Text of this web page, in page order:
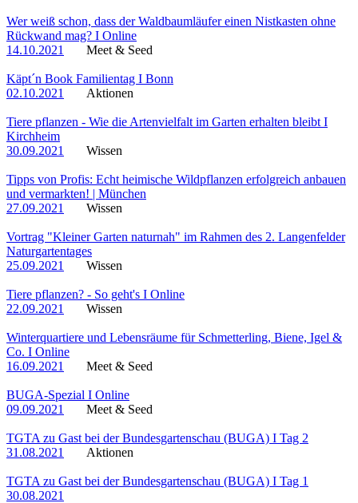
Wer weiß schon, dass der Waldbaumläufer einen Nistkasten ohne
Rückwand mag? I Online
14.10.2021
Meet & Seed
Käpt´n Book Familientag I Bonn
02.10.2021
Aktionen
Tiere pflanzen - Wie die Artenvielfalt im Garten erhalten bleibt I
Kirchheim
30.09.2021
Wissen
Tipps von Profis: Echt heimische Wildpflanzen erfolgreich anbauen
und vermarkten! | München
27.09.2021
Wissen
Vortrag "Kleiner Garten naturnah" im Rahmen des 2. Langenfelder
Naturgartentages
25.09.2021
Wissen
Tiere pflanzen? - So geht's I Online
22.09.2021
Wissen
Winterquartiere und Lebensräume für Schmetterling, Biene, Igel &
Co. I Online
16.09.2021
Meet & Seed
BUGA-Spezial I Online
09.09.2021
Meet & Seed
TGTA zu Gast bei der Bundesgartenschau (BUGA) I Tag 2
31.08.2021
Aktionen
TGTA zu Gast bei der Bundesgartenschau (BUGA) I Tag 1
30.08.2021